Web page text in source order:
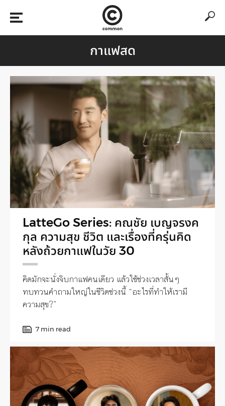
กาแฟสด
LatteGo Series: คณชัย เบญจรงค
กุล ความสุข ชีวิต และเรื่องที่ครุ่นคิด
หลังถ้วยกาแฟในวัย 30
คิดมักจะนั่งจิบกาแฟคนเดียว แล้วใช้ช่วงเวลาสั้นๆ
ทบทวนคำถามใหญ่ในชีวิตช่วงนี้ “อะไรที่ทำให้เรามี
ความสุข?”
7 min read